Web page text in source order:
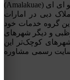
گروه مشاوره املاک و اخذ اقامت دبیِ املاک یو ای ای (Amalakuae)
املاک دبی در امارات
گروه خدمات خود
و دیگر شهرهای
کوچک‌تر این
سایت رسمی مشاوره